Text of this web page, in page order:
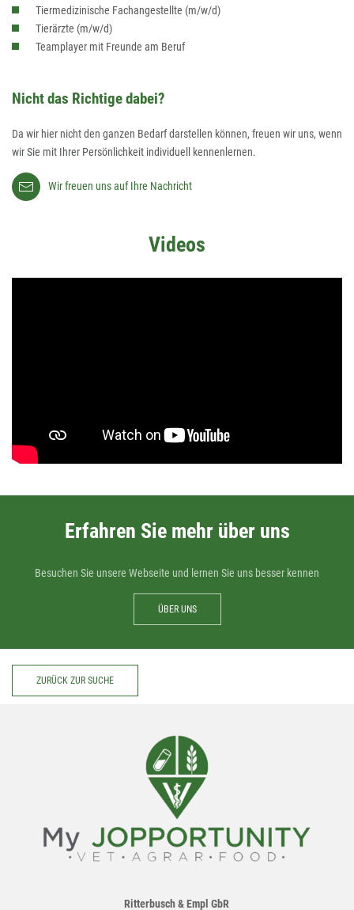
Tiermedizinische Fachangestellte (m/w/d)
Tierärzte (m/w/d)
Teamplayer mit Freunde am Beruf
Nicht das Richtige dabei?
Da wir hier nicht den ganzen Bedarf darstellen können, freuen wir uns, wenn
wir Sie mit Ihrer Persönlichkeit individuell kennenlernen.
Wir freuen uns auf Ihre Nachricht
Videos
Erfahren Sie mehr über uns
Besuchen Sie unsere Webseite und lernen Sie uns besser kennen
ÜBER UNS
ZURÜCK ZUR SUCHE
Ritterbusch & Empl GbR